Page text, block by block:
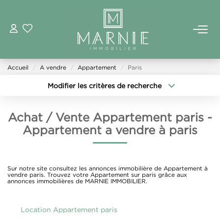
ACHETER
VENDRE
FAIRE GÉRER
Accueil A vendre Appartement Paris
Modifier les critères de recherche
Sélectionnez...
Type de bien
Surface min
Créer une alerte
Achat / Vente Appartement paris -
Appartement a vendre à paris
Sur notre site consultez les annonces immobilière de Appartement à
vendre paris. Trouvez votre Appartement sur paris grâce aux
annonces immobilières de MARNIE IMMOBILIER.
Location Appartement paris